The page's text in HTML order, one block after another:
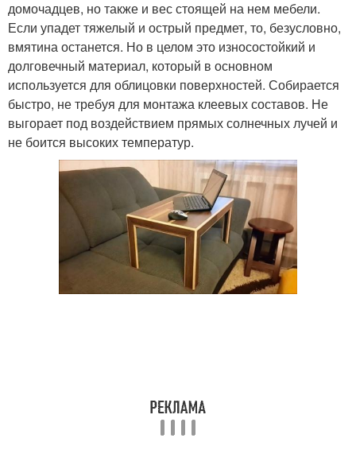
домочадцев, но также и вес стоящей на нем мебели.
Если упадет тяжелый и острый предмет, то, безусловно,
вмятина останется. Но в целом это износостойкий и
долговечный материал, который в основном
используется для облицовки поверхностей. Собирается
быстро, не требуя для монтажа клеевых составов. Не
выгорает под воздействием прямых солнечных лучей и
не боится высоких температур.